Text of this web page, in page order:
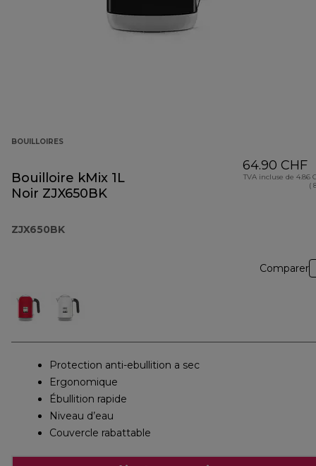
BOUILLOIRES
Bouilloire kMix 1L
Noir ZJX650BK
ZJX650BK
64.90 CHF
TVA incluse de 4.86
(
Comparer
Protection anti-ebullition a sec
Ergonomique
Ébullition rapide
Niveau d’eau
Couvercle rabattable